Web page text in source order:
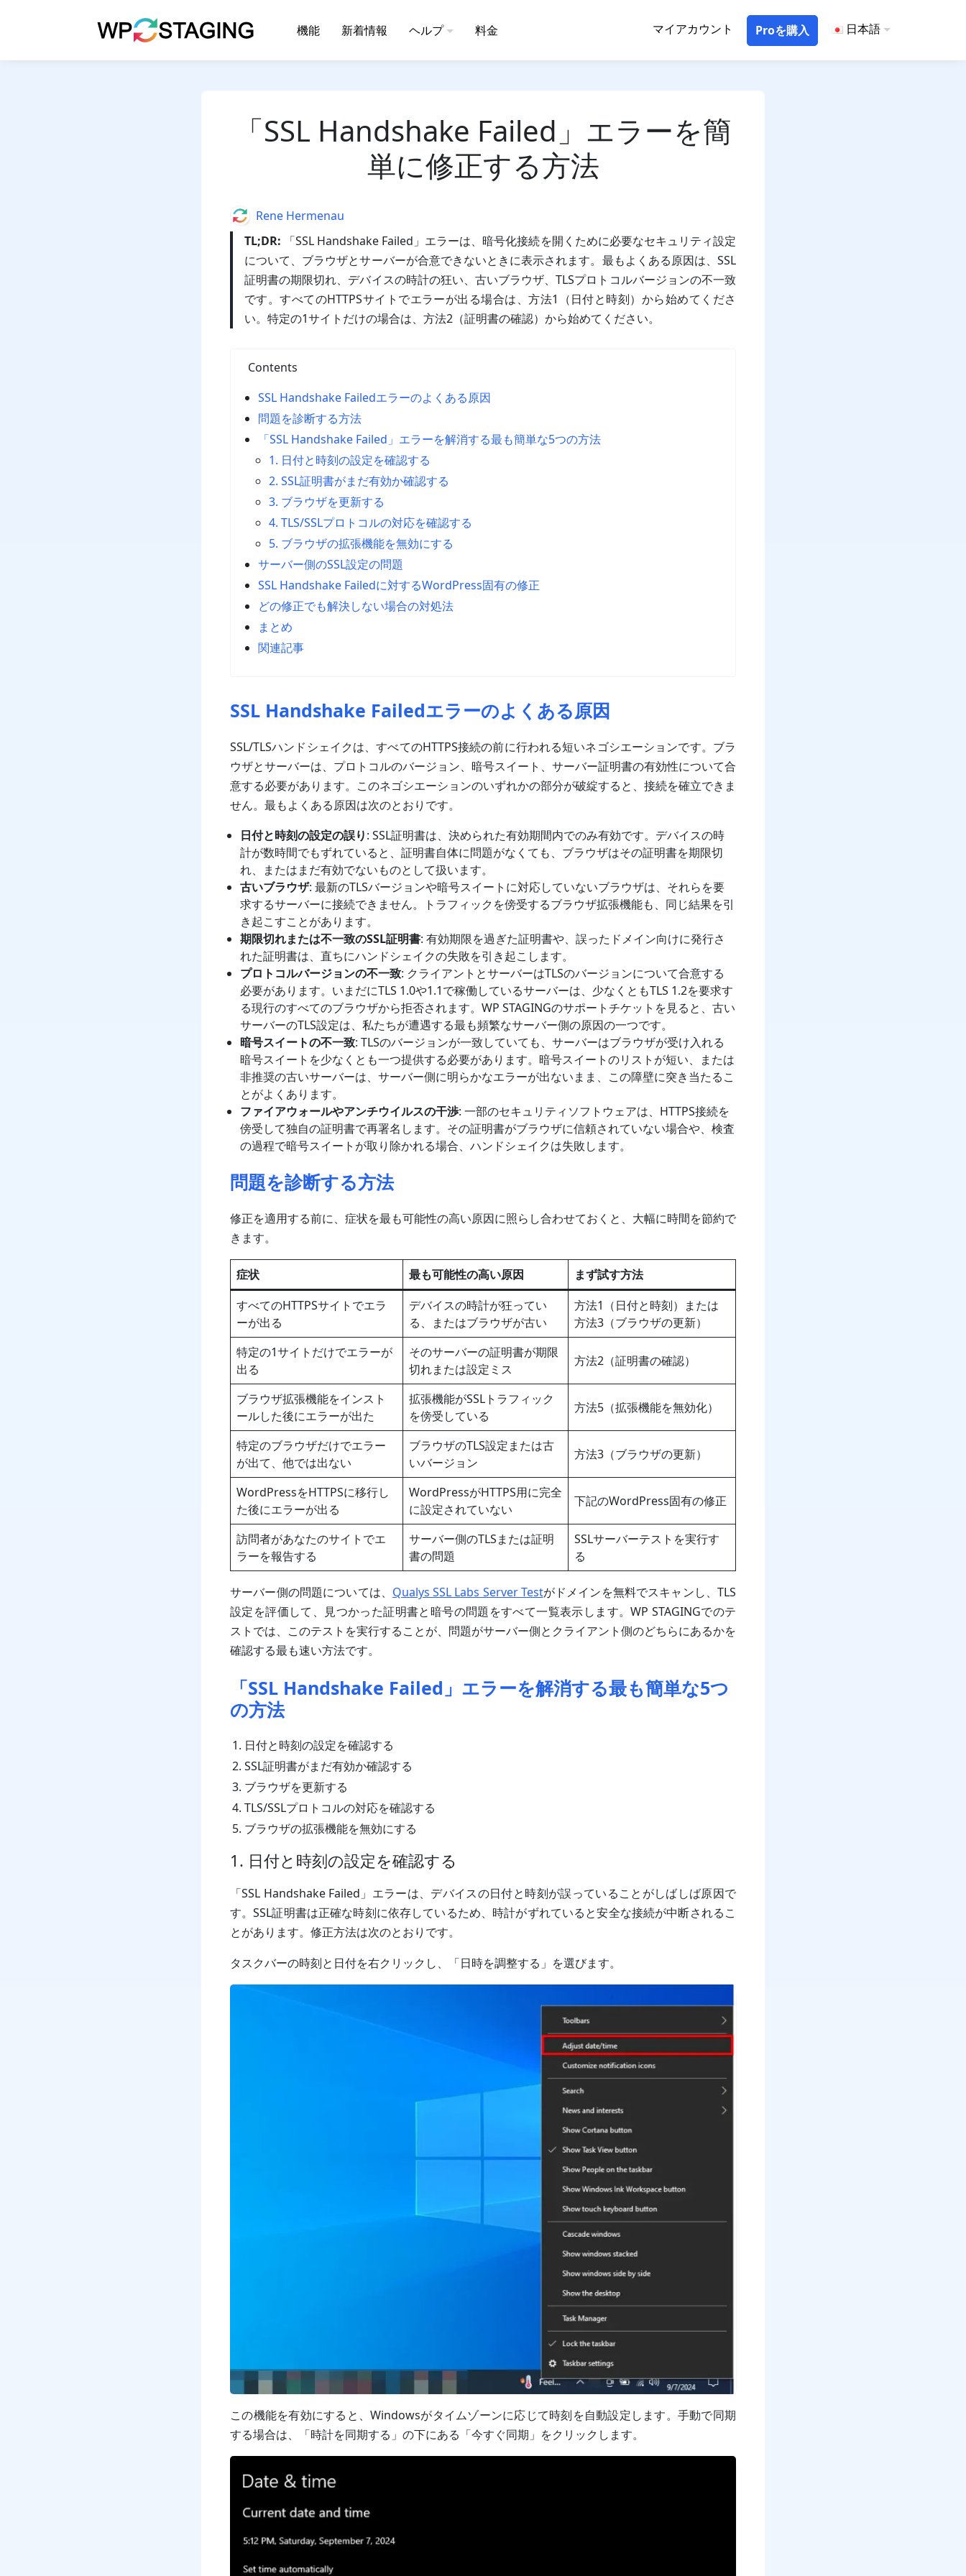
機能 新着情報 ヘルプ 料金 マイアカウント Proを購入 日本語
「SSL Handshake Failed」エラーを簡
単に修正する方法
TL;DR: 「SSL Handshake Failed」エラーは、暗号化接続を開くために必要なセキュリティ設定
について、ブラウザとサーバーが合意できないときに表示されます。最もよくある原因は、SSL
証明書の期限切れ、デバイスの時計の狂い、古いブラウザ、TLSプロトコルバージョンの不一致
です。すべてのHTTPSサイトでエラーが出る場合は、方法1（日付と時刻）から始めてくださ
い。特定の1サイトだけの場合は、方法2（証明書の確認）から始めてください。
Contents
SSL Handshake Failedエラーのよくある原因
問題を診断する方法
「SSL Handshake Failed」エラーを解消する最も簡単な5つの方法
1. 日付と時刻の設定を確認する
2. SSL証明書がまだ有効か確認する
3. ブラウザを更新する
4. TLS/SSLプロトコルの対応を確認する
5. ブラウザの拡張機能を無効にする
サーバー側のSSL設定の問題
SSL Handshake Failedに対するWordPress固有の修正
どの修正でも解決しない場合の対処法
まとめ
関連記事
SSL Handshake Failedエラーのよくある原因
SSL/TLSハンドシェイクは、すべてのHTTPS接続の前に行われる短いネゴシエーションです。ブラ
ウザとサーバーは、プロトコルのバージョン、暗号スイート、サーバー証明書の有効性について合
意する必要があります。このネゴシエーションのいずれかの部分が破綻すると、接続を確立できま
せん。最もよくある原因は次のとおりです。
日付と時刻の設定の誤り: SSL証明書は、決められた有効期間内でのみ有効です。デバイスの時
計が数時間でもずれていると、証明書自体に問題がなくても、ブラウザはその証明書を期限切
れ、またはまだ有効でないものとして扱います。
古いブラウザ: 最新のTLSバージョンや暗号スイートに対応していないブラウザは、それらを要
求するサーバーに接続できません。トラフィックを傍受するブラウザ拡張機能も、同じ結果を引
き起こすことがあります。
期限切れまたは不一致のSSL証明書: 有効期限を過ぎた証明書や、誤ったドメイン向けに発行さ
れた証明書は、直ちにハンドシェイクの失敗を引き起こします。
プロトコルバージョンの不一致: クライアントとサーバーはTLSのバージョンについて合意する
必要があります。いまだにTLS 1.0や1.1で稼働しているサーバーは、少なくともTLS 1.2を要求す
る現行のすべてのブラウザから拒否されます。WP STAGINGのサポートチケットを見ると、古い
サーバーのTLS設定は、私たちが遭遇する最も頻繁なサーバー側の原因の一つです。
暗号スイートの不一致: TLSのバージョンが一致していても、サーバーはブラウザが受け入れる
暗号スイートを少なくとも一つ提供する必要があります。暗号スイートのリストが短い、または
非推奨の古いサーバーは、サーバー側に明らかなエラーが出ないまま、この障壁に突き当たるこ
とがよくあります。
ファイアウォールやアンチウイルスの干渉: 一部のセキュリティソフトウェアは、HTTPS接続を
傍受して独自の証明書で再署名します。その証明書がブラウザに信頼されていない場合や、検査
の過程で暗号スイートが取り除かれる場合、ハンドシェイクは失敗します。
問題を診断する方法
修正を適用する前に、症状を最も可能性の高い原因に照らし合わせておくと、大幅に時間を節約で
きます。
症状 最も可能性の高い原因
まず試す方法
すべてのHTTPSサイトでエラ
ーが出る
デバイスの時計が狂ってい
る、またはブラウザが古い
方法1（日付と時刻）または
方法3（ブラウザの更新）
特定の1サイトだけでエラーが
出る
そのサーバーの証明書が期限
切れまたは設定ミス
方法2（証明書の確認）
ブラウザ拡張機能をインスト
ールした後にエラーが出た
拡張機能がSSLトラフィック
を傍受している
方法5（拡張機能を無効化）
特定のブラウザだけでエラー
が出て、他では出ない
ブラウザのTLS設定または古
いバージョン
方法3（ブラウザの更新）
WordPressをHTTPSに移行し
た後にエラーが出る
WordPressがHTTPS用に完全
に設定されていない
下記のWordPress固有の修正
訪問者があなたのサイトでエ
ラーを報告する
サーバー側のTLSまたは証明
書の問題
SSLサーバーテストを実行す
る
サーバー側の問題については、 Qualys SSL Labs Server Testがドメインを無料でスキャンし、TLS
設定を評価して、見つかった証明書と暗号の問題をすべて一覧表示します。WP STAGINGでのテ
ストでは、このテストを実行することが、問題がサーバー側とクライアント側のどちらにあるかを
確認する最も速い方法です。
「SSL Handshake Failed」エラーを解消する最も簡単な5つ
の方法
日付と時刻の設定を確認する
SSL証明書がまだ有効か確認する
ブラウザを更新する
TLS/SSLプロトコルの対応を確認する
ブラウザの拡張機能を無効にする
1. 日付と時刻の設定を確認する
「SSL Handshake Failed」エラーは、デバイスの日付と時刻が誤っていることがしばしば原因で
す。SSL証明書は正確な時刻に依存しているため、時計がずれていると安全な接続が中断されるこ
とがあります。修正方法は次のとおりです。
タスクバーの時刻と日付を右クリックし、「日時を調整する」を選びます。
この機能を有効にすると、Windowsがタイムゾーンに応じて時刻を自動設定します。手動で同期
する場合は、「時計を同期する」の下にある「今すぐ同期」をクリックします。
AuthorRene Hermenau